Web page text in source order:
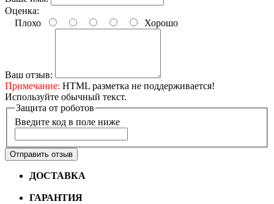
Оценка:
Плохо
Хорошо
Ваш отзыв:
Примечание: HTML разметка не поддерживается!
Используйте обычный текст.
Защита от роботов
Введите код в поле ниже
Отправить отзыв
ДОСТАВКА
ГАРАНТИЯ